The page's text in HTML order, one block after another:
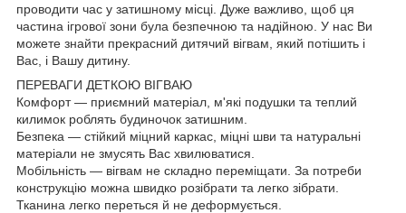
проводити час у затишному місці. Дуже важливо, щоб ця
частина ігрової зони була безпечною та надійною. У нас Ви
можете знайти прекрасний дитячий вігвам, який потішить і
Вас, і Вашу дитину.
ПЕРЕВАГИ ДЕТКОЮ ВІГВАЮ
Комфорт — приємний матеріал, м'які подушки та теплий
килимок роблять будиночок затишним.
Безпека — стійкий міцний каркас, міцні шви та натуральні
матеріали не змусять Вас хвилюватися.
Мобільність — вігвам не складно переміщати. За потреби
конструкцію можна швидко розібрати та легко зібрати.
Тканина легко переться й не деформується.